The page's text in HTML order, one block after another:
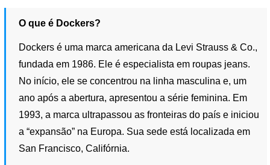
O que é Dockers?
Dockers é uma marca americana da Levi Strauss & Co.,
fundada em 1986. Ele é especialista em roupas jeans.
No início, ele se concentrou na linha masculina e, um
ano após a abertura, apresentou a série feminina. Em
1993, a marca ultrapassou as fronteiras do país e iniciou
a “expansão” na Europa. Sua sede está localizada em
San Francisco, Califórnia.